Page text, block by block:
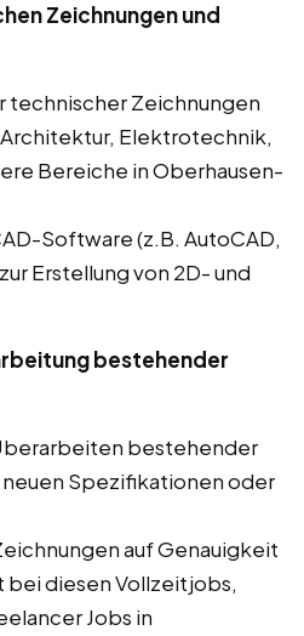
Zeichnungen und
technischer Zeichnungen
Elektrotechnik,
Bereiche in Oberhausen-
Software (z.B. AutoCAD,
Erstellung von 2D- und
bestehender
bestehender
Spezifikationen oder
auf Genauigkeit
bei diesen Vollzeitjobs,
Jobs in